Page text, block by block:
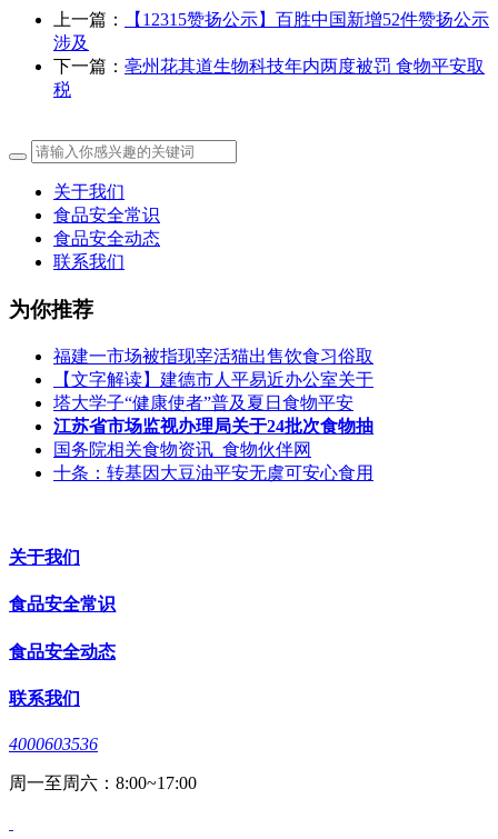
上一篇：
【12315赞扬公示】百胜中国新增52件赞扬公示
涉及
下一篇： 亳州花其道生物科技年内两度被罚 食物平安取
税
关于我们
食品安全常识
食品安全动态
联系我们
为你推荐
福建一市场被指现宰活猫出售饮食习俗取
【文字解读】建德市人平易近办公室关于
塔大学子“健康使者”普及夏日食物平安
江苏省市场监视办理局关于24批次食物抽
国务院相关食物资讯_食物伙伴网
十条：转基因大豆油平安无虞可安心食用
关于我们
食品安全常识
食品安全动态
联系我们
4000603536
周一至周六：8:00~17:00